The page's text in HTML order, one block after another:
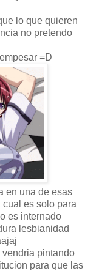
lo que quieren
no pretendo
=D
en una de esas
es solo para
es internado
lesbianidad
vendria pintando
para que las